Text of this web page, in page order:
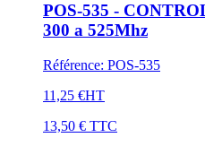
POS-535 -
300 a 525Mhz
Référence: POS-535
11,25 €HT
13,50 € TTC